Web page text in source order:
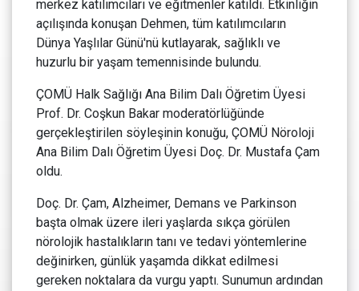
merkez katılımcıları ve eğitmenler katıldı. Etkinliğin
açılışında konuşan Dehmen, tüm katılımcıların
Dünya Yaşlılar Günü'nü kutlayarak, sağlıklı ve
huzurlu bir yaşam temennisinde bulundu.
ÇOMÜ Halk Sağlığı Ana Bilim Dalı Öğretim Üyesi
Prof. Dr. Coşkun Bakar moderatörlüğünde
gerçekleştirilen söyleşinin konuğu, ÇOMÜ Nöroloji
Ana Bilim Dalı Öğretim Üyesi Doç. Dr. Mustafa Çam
oldu.
Doç. Dr. Çam, Alzheimer, Demans ve Parkinson
başta olmak üzere ileri yaşlarda sıkça görülen
nörolojik hastalıkların tanı ve tedavi yöntemlerine
değinirken, günlük yaşamda dikkat edilmesi
gereken noktalara da vurgu yaptı. Sunumun ardından